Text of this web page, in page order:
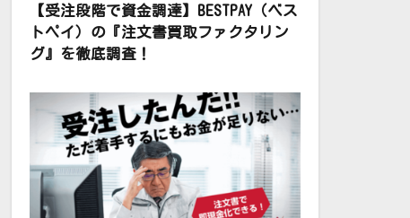
【受注段階で資金調達】BESTPAY（ベス
トペイ）の『注文書買取ファクタリン
グ』を徹底調査！